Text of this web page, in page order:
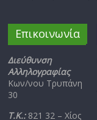
Επικοινωνία
Διεύθυνση
Αλληλογραφίας
Κων/νου Τρυπάνη
30
Τ.Κ.: 821 32 – Χίος